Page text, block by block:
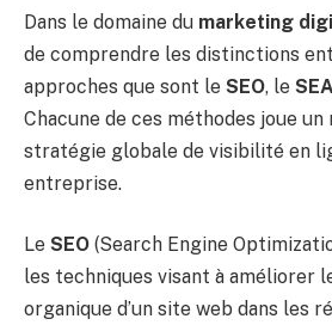
Dans le domaine du marketing
de comprendre les distinctions
approches que sont le SEO, le SEA
Chacune de ces méthodes joue un
stratégie globale de visibilité en
entreprise.
Le SEO (Search Engine
les techniques visant à améliorer
organique d’un site web dans les